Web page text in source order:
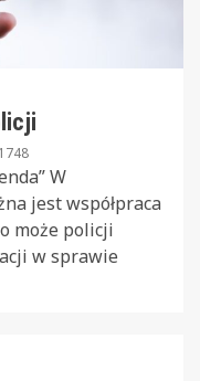
1748
W
jest współpraca
może policji
w sprawie